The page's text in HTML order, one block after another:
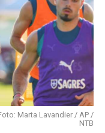
Marta Lavandier / AP /
NTB